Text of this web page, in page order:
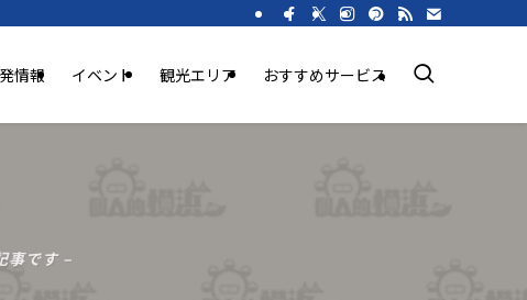
情報 イベント 観光エリア おすすめサービス
事です –